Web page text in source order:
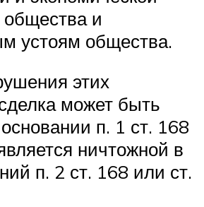
общества и
устоям общества.
этих
может быть
п. 1 ст. 168
ничтожной в
п. 2 ст. 168 или ст.